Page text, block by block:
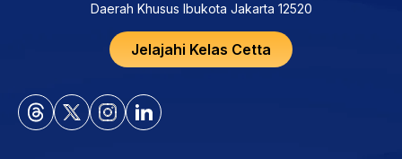
Daerah Khusus Ibukota Jakarta 12520
Jelajahi Kelas Cetta